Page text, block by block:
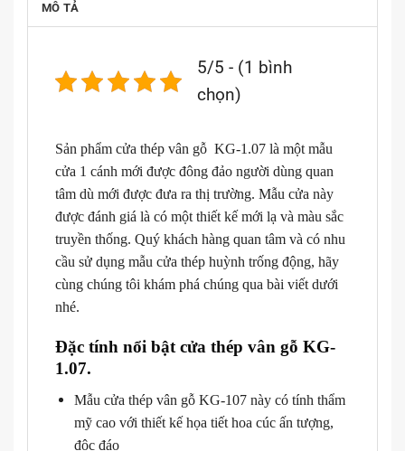
MÔ TẢ
5/5 - (1 bình
chọn)
Sản phẩm cửa thép vân gỗ KG-1.07 là một mẫu
cửa 1 cánh mới được đông đảo người dùng quan
tâm dù mới được đưa ra thị trường. Mẫu cửa này
được đánh giá là có một thiết kế mới lạ và màu sắc
truyền thống. Quý khách hàng quan tâm và có nhu
cầu sử dụng mẫu cửa thép huỳnh trống động, hãy
cùng chúng tôi khám phá chúng qua bài viết dưới
nhé.
Đặc tính nổi bật cửa thép vân gỗ KG-
1.07.
Mẫu cửa thép vân gỗ KG-107 này có tính thẩm
mỹ cao với thiết kế họa tiết hoa cúc ấn tượng,
độc đáo